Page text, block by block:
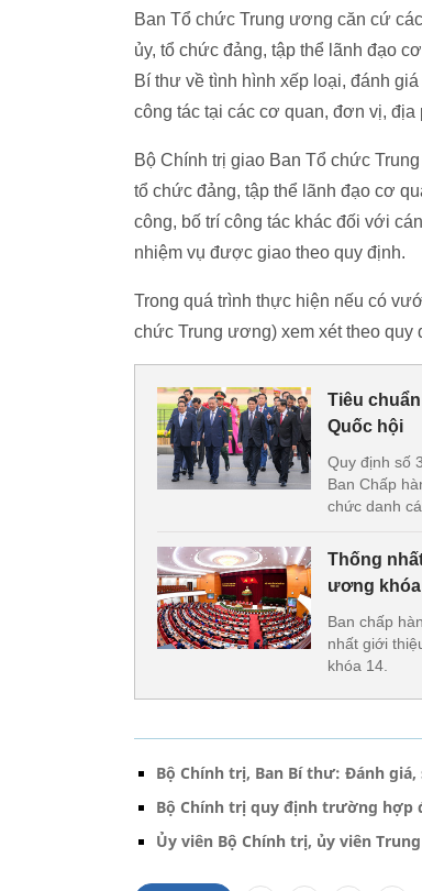
Ban Tổ chức Trung ương căn cứ
ủy, tổ chức đảng, tập thể lãnh đạo
Bí thư về tình hình xếp loại, đánh
công tác tại các cơ quan, đơn vị, địa
Bộ Chính trị giao Ban Tổ chức
tổ chức đảng, tập thể lãnh đạo cơ
công, bố trí công tác khác đối với
nhiệm vụ được giao theo quy định.
Trong quá trình thực hiện nếu có
chức Trung ương) xem xét theo quy
Tiêu
Quốc hội
Quy định số
Ban Chấp
chức danh
Thống
ương
Ban chấp
nhất giới
khóa 14.
Bộ Chính trị, Ban Bí thư: Đánh
Bộ Chính trị quy định trường hợp
Ủy viên Bộ Chính trị, ủy viên